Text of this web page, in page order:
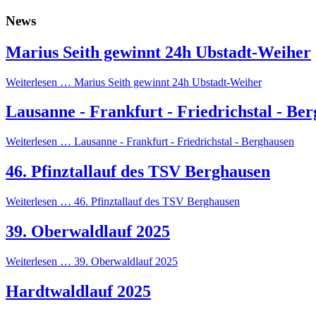
News
Marius Seith gewinnt 24h Ubstadt-Weiher
Weiterlesen … Marius Seith gewinnt 24h Ubstadt-Weiher
Lausanne - Frankfurt - Friedrichstal -
Weiterlesen … Lausanne - Frankfurt - Friedrichstal - Berghausen
46. Pfinztallauf des TSV Berghausen
Weiterlesen … 46. Pfinztallauf des TSV Berghausen
39. Oberwaldlauf 2025
Weiterlesen … 39. Oberwaldlauf 2025
Hardtwaldlauf 2025